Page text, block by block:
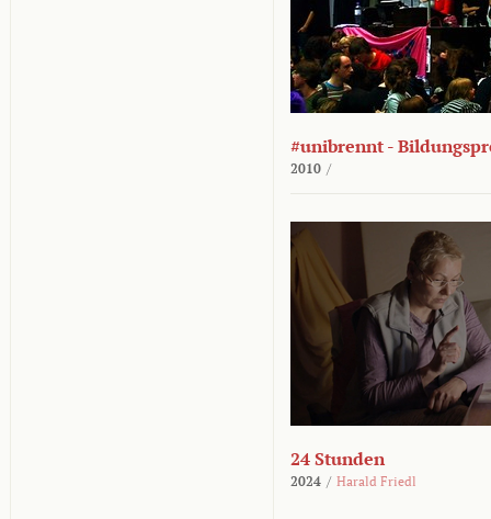
#unibrennt -
2010 /
24 Stunden
2024 / Harald Friedl